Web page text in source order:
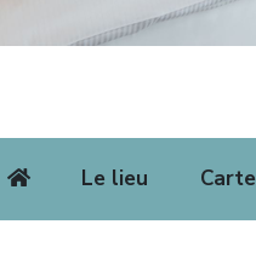
Le lieu Carte